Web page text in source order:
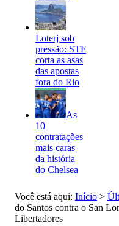
Loterj sob
pressão: STF
corta as asas
das apostas
fora do Rio
As
10
contratações
mais caras
da história
do Chelsea
Você está aqui: Início >
do Santos contra o San
Libertadores